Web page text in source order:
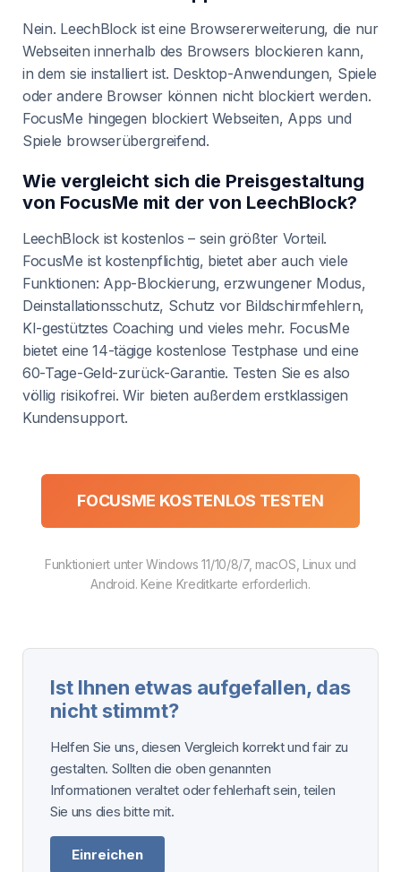
Nein. LeechBlock ist eine Browsererweiterung, die nur
Webseiten innerhalb des Browsers blockieren kann,
in dem sie installiert ist. Desktop-Anwendungen, Spiele
oder andere Browser können nicht blockiert werden.
FocusMe hingegen blockiert Webseiten, Apps und
Spiele browserübergreifend.
Wie vergleicht sich die Preisgestaltung
von FocusMe mit der von LeechBlock?
LeechBlock ist kostenlos – sein größter Vorteil.
FocusMe ist kostenpflichtig, bietet aber auch viele
Funktionen: App-Blockierung, erzwungener Modus,
Deinstallationsschutz, Schutz vor Bildschirmfehlern,
KI-gestütztes Coaching und vieles mehr. FocusMe
bietet eine 14-tägige kostenlose Testphase und eine
60-Tage-Geld-zurück-Garantie. Testen Sie es also
völlig risikofrei. Wir bieten außerdem erstklassigen
Kundensupport.
FOCUSME KOSTENLOS TESTEN
Funktioniert unter Windows 11/10/8/7, macOS, Linux und
Android. Keine Kreditkarte erforderlich.
Ist Ihnen etwas aufgefallen, das
nicht stimmt?
Helfen Sie uns, diesen Vergleich korrekt und fair zu
gestalten. Sollten die oben genannten
Informationen veraltet oder fehlerhaft sein, teilen
Sie uns dies bitte mit.
Einreichen